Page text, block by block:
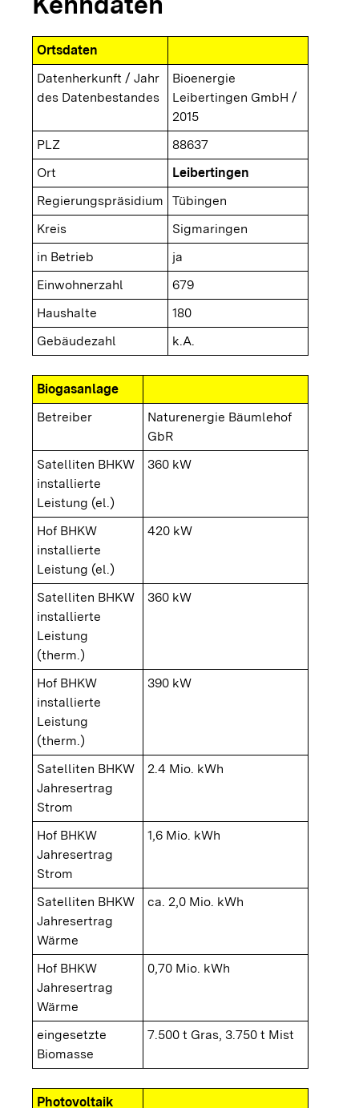
Ortsdaten
Datenherkunft / Jahr
des Datenbestandes
Bioenergie
Leibertingen GmbH /
2015
PLZ
88637
Ort
Leibertingen
Regierungspräsidium
Tübingen
Kreis
Sigmaringen
in Betrieb
ja
Einwohnerzahl
679
Haushalte
180
Gebäudezahl
k.A.
Biogasanlage
Betreiber
Naturenergie Bäumlehof
GbR
Satelliten BHKW
installierte
Leistung (el.)
360 kW
Hof BHKW
installierte
Leistung (el.)
420 kW
Satelliten BHKW
installierte
Leistung
(therm.)
360 kW
Hof BHKW
installierte
Leistung
(therm.)
390 kW
Satelliten BHKW
Jahresertrag
Strom
2.4 Mio. kWh
Hof BHKW
Jahresertrag
Strom
1,6 Mio. kWh
Satelliten BHKW
Jahresertrag
Wärme
ca. 2,0 Mio. kWh
Hof BHKW
Jahresertrag
Wärme
0,70 Mio. kWh
eingesetzte
Biomasse
7.500 t Gras, 3.750 t Mist
Photovoltaik